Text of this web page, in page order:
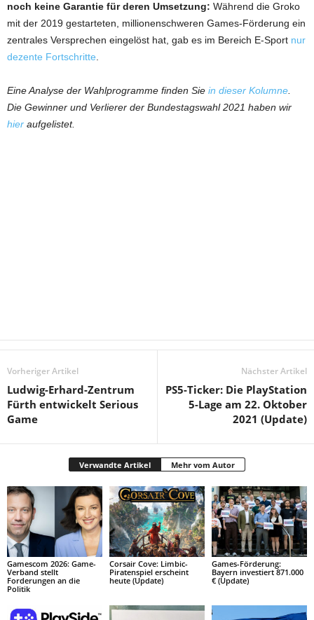
noch keine Garantie für deren Umsetzung: Während die Groko
mit der 2019 gestarteten, millionenschweren Games-Förderung ein
zentrales Versprechen eingelöst hat, gab es im Bereich E-Sport nur
dezente Fortschritte
Eine Analyse der Wahlprogramme finden Sie in dieser Kolumne
Die Gewinner und Verlierer der Bundestagswahl 2021 haben wir
hier aufgelistet.
Vorheriger Artikel
Ludwig-Erhard-Zentrum
Fürth entwickelt Serious
Game
Nächster Artikel
PS5-Ticker: Die PlayStation
5-Lage am 22. Oktober
2021 (Update)
Verwandte Artikel Mehr vom Autor
Gamescom 2026: Game-
Verband stellt
Forderungen an die
Politik
Corsair Cove: Limbic-
Piratenspiel erscheint
heute (Update)
Games-Förderung:
Bayern investiert 871.000
€ (Update)